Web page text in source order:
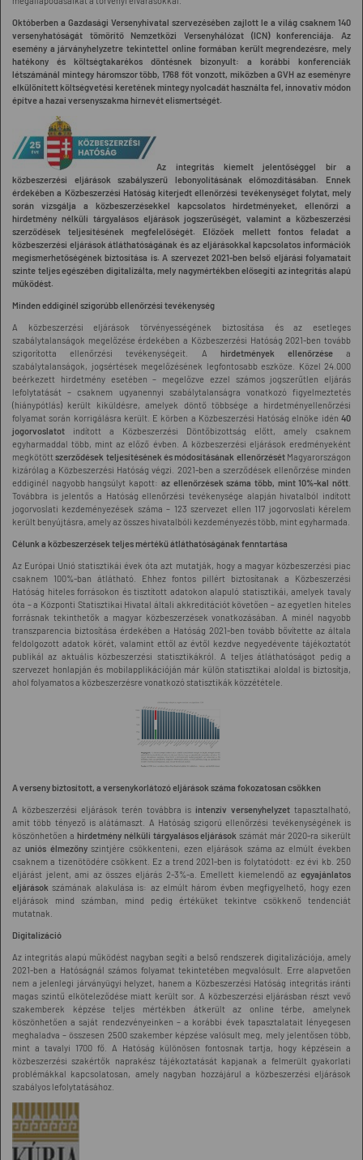
Októberben a Gazdasági Versenyhivatal szervezésében zajlott le a világ csaknem 140
versenyhatóságát tömörítő Nemzetközi Versenyhálózat (ICN) konferenciája. Az
esemény a járványhelyzetre tekintettel online formában került megrendezésre, mely
hatékony és költségtakarékos döntésnek bizonyult: a korábbi konferenciák
létszámánál mintegy háromszor több, 1768 főt vonzott, miközben a GVH az eseményre
elkülönített költségvetési keretének mintegy nyolcadát használta fel, innovatív módon
építve a hazai versenyszakma hírnevét elismertségét.
Az integritás kiemelt jelentőséggel bír a
közbeszerzési eljárások szabályszerű lebonyolításának előmozdításában. Ennek
érdekében a Közbeszerzési Hatóság kiterjedt ellenőrzési tevékenységet folytat, mely
során vizsgálja a közbeszerzésekkel kapcsolatos hirdetményeket, ellenőrzi a
hirdetmény nélküli tárgyalásos eljárások jogszerűségét, valamint a közbeszerzési
szerződések teljesítésének megfelelőségét. Előzőek mellett fontos feladat a
közbeszerzési eljárások átláthatóságának és az eljárásokkal kapcsolatos információk
megismerhetőségének biztosítása is. A szervezet 2021-ben belső eljárási folyamatait
szinte teljes egészében digitalizálta, mely nagymértékben elősegíti az integritás alapú
működést.
Minden eddiginél szigorúbb ellenőrzési tevékenység
A közbeszerzési eljárások törvényességének biztosítása és az esetleges
szabálytalanságok megelőzése érdekében a Közbeszerzési Hatóság 2021-ben tovább
szigorította ellenőrzési tevékenységeit. A hirdetmények ellenőrzésea
szabálytalanságok, jogsértések megelőzésének legfontosabb eszköze. Közel 24.000
beérkezett hirdetmény esetében – megelőzve ezzel számos jogszerűtlen eljárás
lefolytatását – csaknem ugyanennyi szabálytalanságra vonatkozó figyelmeztetés
(hiánypótlás) került kiküldésre, amelyek döntő többsége a hirdetményellenőrzési
folyamat során korrigálásra került. E körben a Közbeszerzési Hatóság elnöke idén 40
jogorvoslatot indított a Közbeszerzési Döntőbizottság előtt, amely csaknem
egyharmaddal több, mint az előző évben. A közbeszerzési eljárások eredményeként
megkötöttszerződések teljesítésének és módosításának ellenőrzését Magyarországon
kizárólag a Közbeszerzési Hatóság végzi. 2021-ben a szerződések ellenőrzése minden
eddiginél nagyobb hangsúlyt kapott: az ellenőrzések száma több, mint 10%-kal nőtt
Továbbra is jelentős a Hatóság ellenőrzési tevékenysége alapján hivatalból indított
jogorvoslati kezdeményezések száma – 123 szervezet ellen 117 jogorvoslati kérelem
került benyújtásra, amely az összes hivatalbóli kezdeményezés több, mint egyharmada.
Célunk a közbeszerzések teljes mértékű átláthatóságának fenntartása
Az Európai Unió statisztikái évek óta azt mutatják, hogy a magyar közbeszerzési piac
csaknem 100%-ban átlátható. Ehhez fontos pillért biztosítanak a Közbeszerzési
Hatóság hiteles forrásokon és tisztított adatokon alapuló statisztikái, amelyek tavaly
óta – a Központi Statisztikai Hivatal általi akkreditációt követően – az egyetlen hiteles
forrásnak tekinthetők a magyar közbeszerzések vonatkozásában. A minél nagyobb
transzparencia biztosítása érdekében a Hatóság 2021-ben tovább bővítette az általa
feldolgozott adatok körét, valamint ettől az évtől kezdve negyedévente tájékoztatót
publikál az aktuális közbeszerzési statisztikákról. A teljes átláthatóságot pedig a
szervezet honlapján és mobilapplikációján már külön statisztikai aloldal is biztosítja,
ahol folyamatos a közbeszerzésre vonatkozó statisztikák közzététele.
A verseny biztosított, a versenykorlátozó eljárások száma fokozatosan csökken
A közbeszerzési eljárások terén továbbra isintenzív versenyhelyzet tapasztalható,
amit több tényező is alátámaszt. A Hatóság szigorú ellenőrzési tevékenységének is
köszönhetően a hirdetmény nélküli tárgyalásos eljárások számát már 2020-ra sikerült
az uniós élmezőnyszintjére csökkenteni, ezen eljárások száma az elmúlt években
csaknem a tizenötödére csökkent. Ez a trend 2021-ben is folytatódott: ez évi kb. 250
eljárást jelent, ami az összes eljárás 2-3%-a. Emellett kiemelendő az egyajánlatos
eljárások számának alakulása is: az elmúlt három évben megfigyelhető, hogy ezen
eljárások mind számban, mind pedig értéküket tekintve csökkenő tendenciát
mutatnak.
Digitalizáció
Az integritás alapú működést nagyban segíti a belső rendszerek digitalizációja, amely
2021-ben a Hatóságnál számos folyamat tekintetében megvalósult. Erre alapvetően
nem a jelenlegi járványügyi helyzet, hanem a Közbeszerzési Hatóság integritás iránti
magas szintű elköteleződése miatt került sor. A közbeszerzési eljárásban részt vevő
szakemberek képzése teljes mértékben átkerült az online térbe, amelynek
köszönhetően a saját rendezvényeinken – a korábbi évek tapasztalatait lényegesen
meghaladva – összesen 2500 szakember képzése valósult meg, mely jelentősen több,
mint a tavalyi 1700 fő. A Hatóság különösen fontosnak tartja, hogy képzésein a
közbeszerzési szakértők naprakész tájékoztatását kapjanak a felmerült gyakorlati
problémákkal kapcsolatosan, amely nagyban hozzájárul a közbeszerzési eljárások
szabályos lefolytatásához.